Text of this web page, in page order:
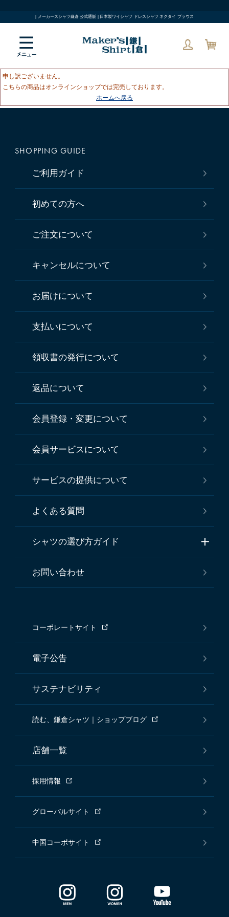
| メーカーズシャツ鎌倉 公式通販 | 日本製ワイシャツ ドレスシャツ ネクタイ ブラウス
申し訳ございません。
こちらの商品はオンラインショップでは完売しております。
ホームへ戻る
SHOPPING GUIDE
ご利用ガイド
初めての方へ
ご注文について
キャンセルについて
お届けについて
支払いについて
領収書の発行について
返品について
会員登録・変更について
会員サービスについて
サービスの提供について
よくある質問
シャツの選び方ガイド
お問い合わせ
コーポレートサイト
電子公告
サステナビリティ
読む、鎌倉シャツ｜ショップブログ
店舗一覧
採用情報
グローバルサイト
中国コーポサイト